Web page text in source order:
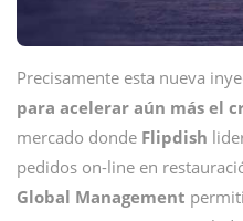
Precisamente esta nueva
para acelerar aún más el
mercado donde Flipdish
pedidos on-line en
Global Management